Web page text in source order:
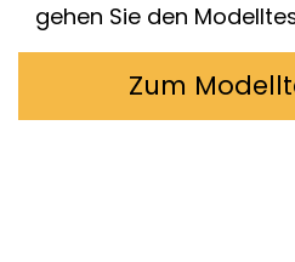
gehen Sie den
Zum